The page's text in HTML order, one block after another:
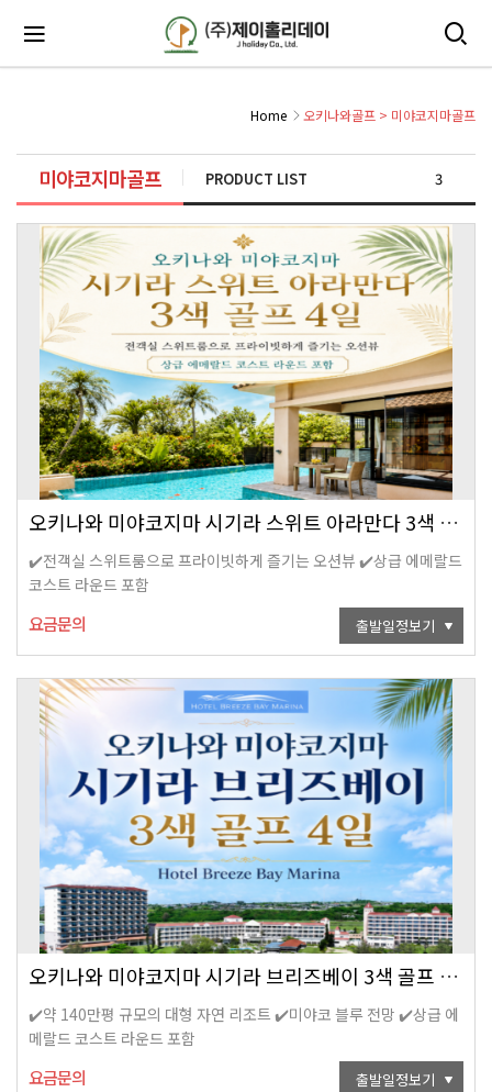
Home 오키나와골프 > 미야코지마골프
미야코지마골프 PRODUCT LIST 3
오키나와 미야코지마 시기라 스위트 아라만다 3색 골프 4일
✔️전객실 스위트룸으로 프라이빗하게 즐기는 오션뷰 ✔️상급 에메랄드
코스트 라운드 포함
요금문의 출발일정보기
오키나와 미야코지마 시기라 브리즈베이 3색 골프 4일
✔️약 140만평 규모의 대형 자연 리조트 ✔️미야코 블루 전망 ✔️상급 에
메랄드 코스트 라운드 포함
요금문의 출발일정보기